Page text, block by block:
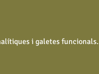
i galetes funcionals.